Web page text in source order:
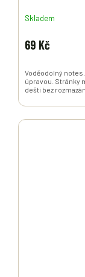
Skladem
69 Kč
Voděodolný
úpravou. Stránky
dešti bez